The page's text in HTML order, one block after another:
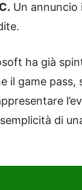
Un annuncio
ha già
il game
di